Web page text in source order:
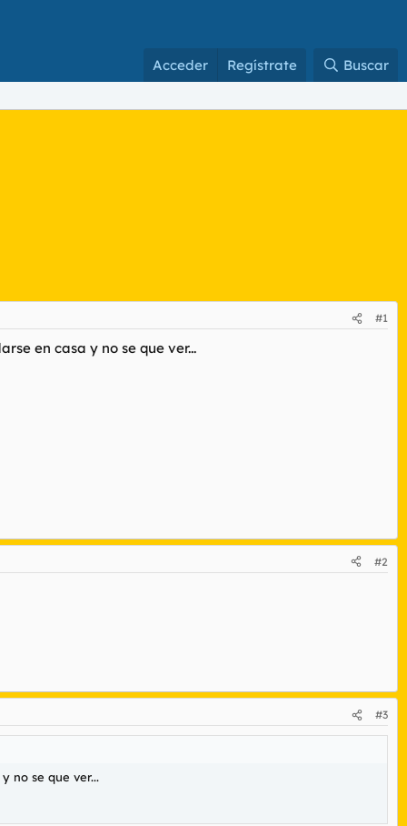
Acceder Regístrate Buscar
#1
en casa y no se que ver...
#2
#3
no se que ver...